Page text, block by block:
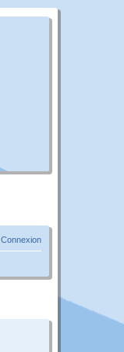
Connexion